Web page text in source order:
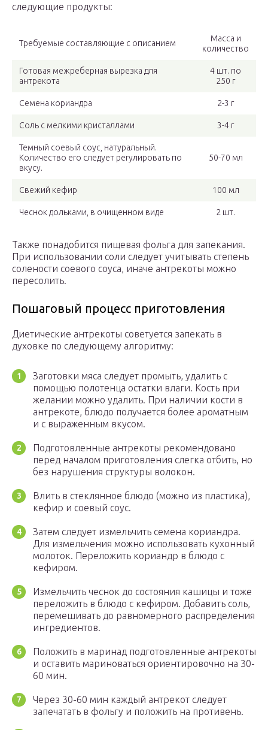
следующие продукты:
Требуемые составляющие с описанием
Масса и
количество
Готовая межреберная вырезка для
антрекота
4 шт. по
250 г
Семена кориандра 2-3 г
Соль с мелкими кристаллами 3-4 г
Темный соевый соус, натуральный.
Количество его следует регулировать по
вкусу.
50-70 мл
Свежий кефир 100 мл
Чеснок дольками, в очищенном виде 2 шт.
Также понадобится пищевая фольга для запекания.
При использовании соли следует учитывать степень
солености соевого соуса, иначе антрекоты можно
пересолить.
Пошаговый процесс приготовления
Диетические антрекоты советуется запекать в
духовке по следующему алгоритму:
Заготовки мяса следует промыть, удалить с
помощью полотенца остатки влаги. Кость при
желании можно удалить. При наличии кости в
антрекоте, блюдо получается более ароматным
и с выраженным вкусом.
Подготовленные антрекоты рекомендовано
перед началом приготовления слегка отбить, но
без нарушения структуры волокон.
Влить в стеклянное блюдо (можно из пластика),
кефир и соевый соус.
Затем следует измельчить семена кориандра.
Для измельчения можно использовать кухонный
молоток. Переложить кориандр в блюдо с
кефиром.
Измельчить чеснок до состояния кашицы и тоже
переложить в блюдо с кефиром. Добавить соль,
перемешивать до равномерного распределения
ингредиентов.
Положить в маринад подготовленные антрекоты
и оставить мариноваться ориентировочно на 30-
60 мин.
Через 30-60 мин каждый антрекот следует
запечатать в фольгу и положить на противень.